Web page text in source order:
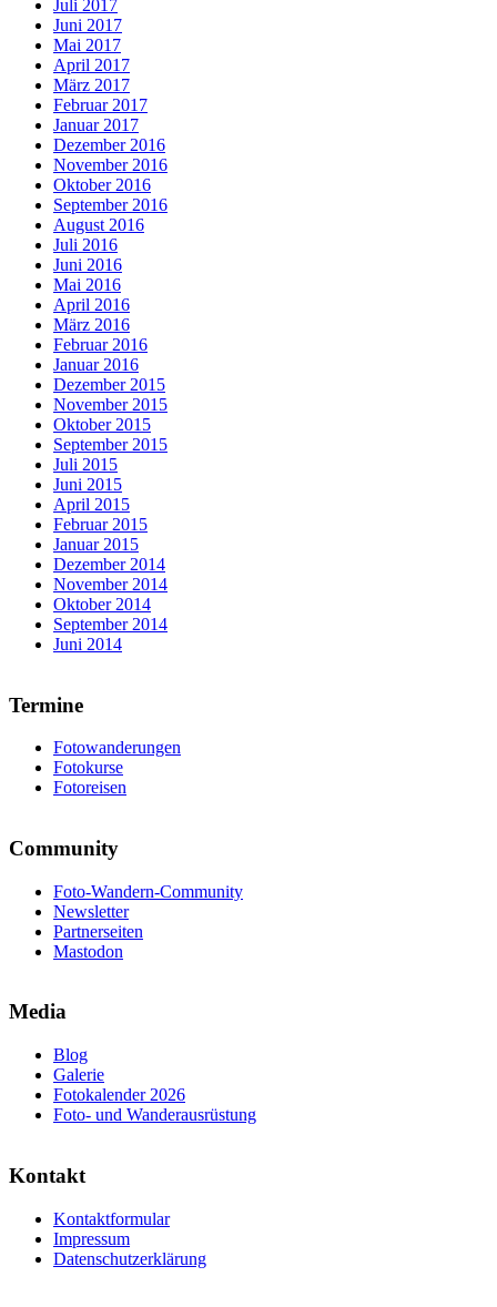
Juli 2017
Juni 2017
Mai 2017
April 2017
März 2017
Februar 2017
Januar 2017
Dezember 2016
November 2016
Oktober 2016
September 2016
August 2016
Juli 2016
Juni 2016
Mai 2016
April 2016
März 2016
Februar 2016
Januar 2016
Dezember 2015
November 2015
Oktober 2015
September 2015
Juli 2015
Juni 2015
April 2015
Februar 2015
Januar 2015
Dezember 2014
November 2014
Oktober 2014
September 2014
Juni 2014
Termine
Fotowanderungen
Fotokurse
Fotoreisen
Community
Foto-Wandern-Community
Newsletter
Partnerseiten
Mastodon
Media
Blog
Galerie
Fotokalender 2026
Foto- und Wanderausrüstung
Kontakt
Kontaktformular
Impressum
Datenschutzerklärung